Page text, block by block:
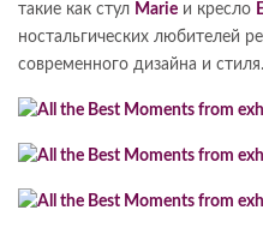
такие как стул Marie и кресло
ностальгических любителей
современного дизайна и стиля.